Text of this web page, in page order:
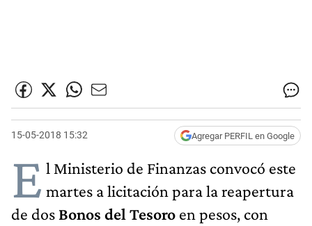
15-05-2018 15:32 Agregar PERFIL en Google
E l Ministerio de Finanzas convocó este
martes a licitación para la reapertura
de dos Bonos del Tesoro en pesos, con